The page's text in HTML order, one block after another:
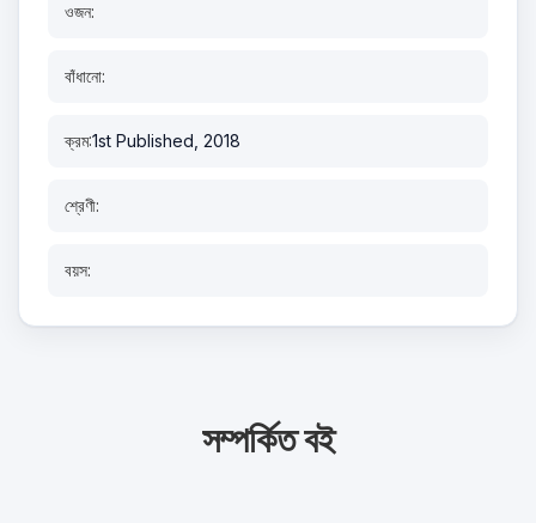
ওজন:
বাঁধানো:
ক্রম:1st Published, 2018
শ্রেণী:
বয়স:
সম্পর্কিত বই